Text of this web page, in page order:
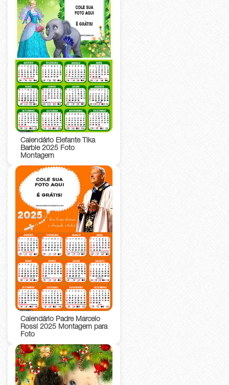
Calendário Elefante Tika
Barbie 2025 Foto
Montagem
Calendário Padre Marcelo
Rossi 2025 Montagem para
Foto